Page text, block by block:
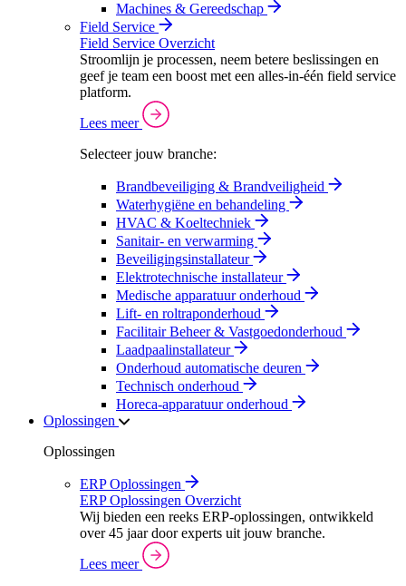
Machines & Gereedschap
Field Service
Field Service Overzicht
Stroomlijn je processen, neem betere beslissingen en
geef je team een boost met een alles-in-één field service
platform.
Lees meer
Selecteer jouw branche:
Brandbeveiliging & Brandveiligheid
Waterhygiëne en behandeling
HVAC & Koeltechniek
Sanitair- en verwarming
Beveiligingsinstallateur
Elektrotechnische installateur
Medische apparatuur onderhoud
Lift- en roltraponderhoud
Facilitair Beheer & Vastgoedonderhoud
Laadpaalinstallateur
Onderhoud automatische deuren
Technisch onderhoud
Horeca-apparatuur onderhoud
Oplossingen
Oplossingen
ERP Oplossingen
ERP Oplossingen Overzicht
Wij bieden een reeks ERP-oplossingen, ontwikkeld
over 45 jaar door experts uit jouw branche.
Lees meer